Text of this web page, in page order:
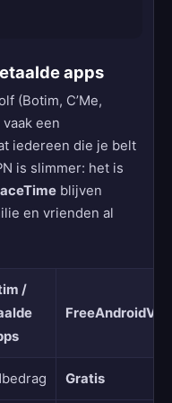
apps
(Botim, C’Me,
een
iedereen die je belt
is slimmer: het is
blijven
en vrienden al
/
Gratis